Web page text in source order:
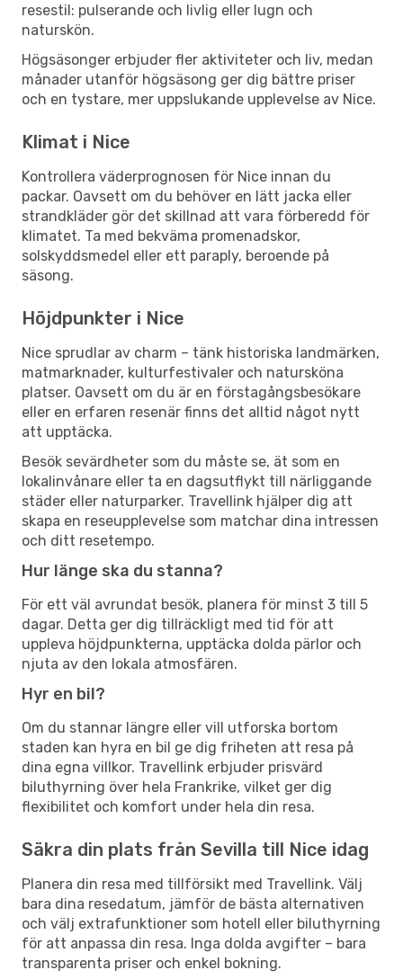
resestil: pulserande och livlig eller lugn och
naturskön.
Högsäsonger erbjuder fler aktiviteter och liv, medan
månader utanför högsäsong ger dig bättre priser
och en tystare, mer uppslukande upplevelse av Nice.
Klimat i Nice
Kontrollera väderprognosen för Nice innan du
packar. Oavsett om du behöver en lätt jacka eller
strandkläder gör det skillnad att vara förberedd för
klimatet. Ta med bekväma promenadskor,
solskyddsmedel eller ett paraply, beroende på
säsong.
Höjdpunkter i Nice
Nice sprudlar av charm – tänk historiska landmärken,
matmarknader, kulturfestivaler och natursköna
platser. Oavsett om du är en förstagångsbesökare
eller en erfaren resenär finns det alltid något nytt
att upptäcka.
Besök sevärdheter som du måste se, ät som en
lokalinvånare eller ta en dagsutflykt till närliggande
städer eller naturparker. Travellink hjälper dig att
skapa en reseupplevelse som matchar dina intressen
och ditt resetempo.
Hur länge ska du stanna?
För ett väl avrundat besök, planera för minst 3 till 5
dagar. Detta ger dig tillräckligt med tid för att
uppleva höjdpunkterna, upptäcka dolda pärlor och
njuta av den lokala atmosfären.
Hyr en bil?
Om du stannar längre eller vill utforska bortom
staden kan hyra en bil ge dig friheten att resa på
dina egna villkor. Travellink erbjuder prisvärd
biluthyrning över hela Frankrike, vilket ger dig
flexibilitet och komfort under hela din resa.
Säkra din plats från Sevilla till Nice idag
Planera din resa med tillförsikt med Travellink. Välj
bara dina resedatum, jämför de bästa alternativen
och välj extrafunktioner som hotell eller biluthyrning
för att anpassa din resa. Inga dolda avgifter – bara
transparenta priser och enkel bokning.